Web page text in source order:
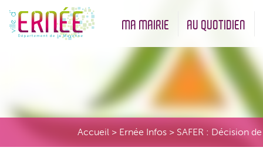
MA MAIRIE AU QUOTIDIEN
Accueil > Ernée Infos > SAFER : Décision